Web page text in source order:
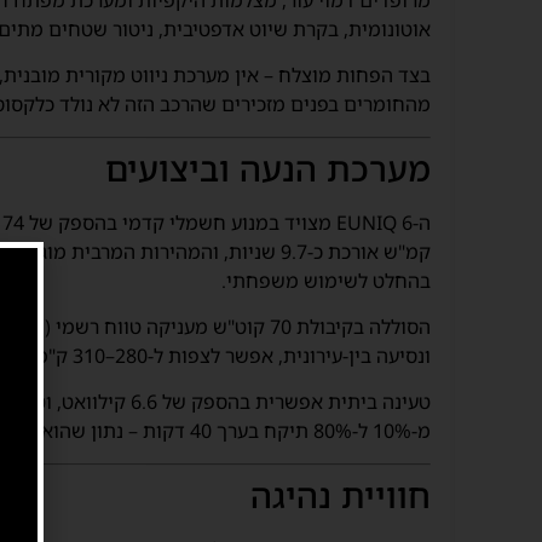
אוטונומית, בקרת שיוט אדפטיבית, ניטור שטחים
בצד הפחות מוצלח – אין מערכת ניווט מקורית
מהחומרים בפנים מזכירים שהרכב הזה לא נולד
מערכת הנעה וביצועים
בהחלט לשימוש משפחתי.
ונסיעה בין-עירונית, אפשר לצפות ל-280–310 ק"מ לטעינה – תוצאה סבירה, אך לא פורצת דרך.
מ-10% ל-80% תיקח בערך 40 דקות – נתון שהוא לא רע, אבל כיום המתחרים כבר מציעים מהירויות כפולות.
חוויית נהיגה